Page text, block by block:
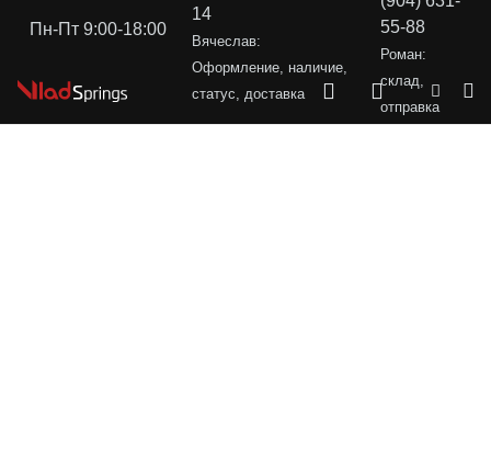
Пн-Пт 9:00-18:00
14
Вячеслав:
Оформление, наличие,
статус, доставка
55-88
Роман:
склад,
отправка